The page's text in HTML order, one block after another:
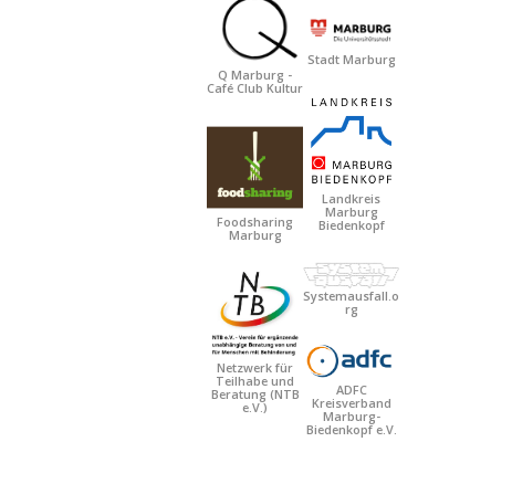
Q Marburg -
Café Club Kultur
Foodsharing
Marburg
Netzwerk für
Teilhabe und
Beratung (NTB
e.V.)
Stadt Marburg
Landkreis
Marburg
Biedenkopf
Systemausfall.o
rg
ADFC
Kreisverband
Marburg-
Biedenkopf e.V.